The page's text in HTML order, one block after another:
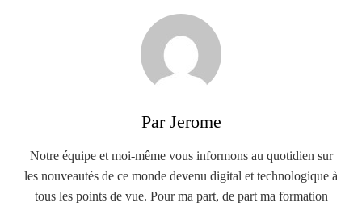
Par Jerome
Notre équipe et moi-même vous informons au quotidien sur
les nouveautés de ce monde devenu digital et technologique à
tous les points de vue. Pour ma part, de part ma formation